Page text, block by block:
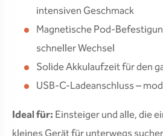
intensiven Geschmack
Magnetische Pod-
schneller Wechsel
Solide Akkulaufzeit für den
USB-C-Ladeanschluss –
Ideal für:Einsteiger und alle, die